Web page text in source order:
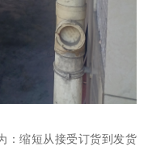
：缩短从接受订货到发货